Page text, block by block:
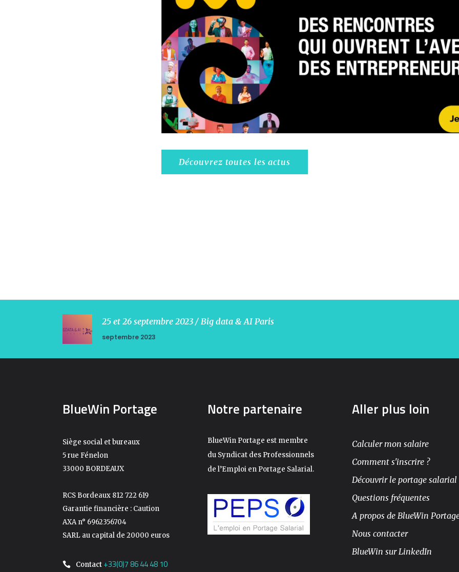
Découvrez toutes les actus
25 et 26 septembre 2023 / Big data & AI Paris
septembre 2023
BlueWin Portage
Siège social et bureaux
5 rue Fénelon
33000 BORDEAUX
RCS Bordeaux 812 722 619
Garantie financière : Caution
AXA n° 6962356704
SARL au capital de 20000 euros
Contact +33(0)7 86 44 48 10
Notre partenaire
BlueWin Portage est membre
du Syndicat des Professionnels
de l’Emploi en Portage Salarial.
Aller plus loin
Calculer mon salaire
Comment s'inscrire ?
Découvrir le portage salarial
Questions fréquentes
A propos de BlueWin
Nous contacter
BlueWin sur LinkedIn